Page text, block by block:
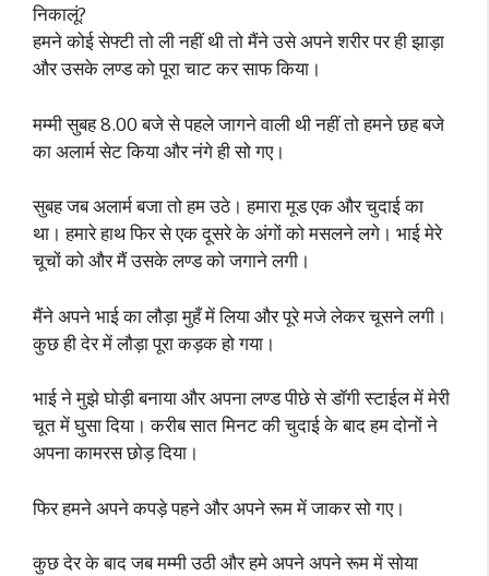
निकालूं?
हमने कोई सेफ्टी तो ली नहीं थी तो मैंने उसे अपने शरीर पर ही झाड़ा
और उसके लण्ड को पूरा चाट कर साफ किया।
मम्मी सुबह 8.00 बजे से पहले जागने वाली थी नहीं तो हमने छह बजे
का अलार्म सेट किया और नंगे ही सो गए।
सुबह जब अलार्म बजा तो हम उठे। हमारा मूड एक और चुदाई का
था। हमारे हाथ फिर से एक दूसरे के अंगों को मसलने लगे। भाई मेरे
चूचों को और मैं उसके लण्ड को जगाने लगी।
मैंने अपने भाई का लौड़ा मुहँ में लिया और पूरे मजे लेकर चूसने लगी।
कुछ ही देर में लौड़ा पूरा कड़क हो गया।
भाई ने मुझे घोड़ी बनाया और अपना लण्ड पीछे से डॉगी स्टाईल में मेरी
चूत में घुसा दिया। करीब सात मिनट की चुदाई के बाद हम दोनों ने
अपना कामरस छोड़ दिया।
फिर हमने अपने कपड़े पहने और अपने रूम में जाकर सो गए।
कुछ देर के बाद जब मम्मी उठी और हमे अपने अपने रूम में सोया